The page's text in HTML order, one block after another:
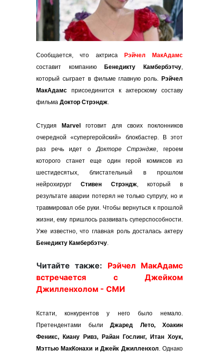
Сообщается, что актриса
Рэйчел МакАдамс
составит компанию
Бенедикту Камбербэтчу,
который сыграет в фильме главную роль. Рэйчел
МакАдамс присоединится к актерскому составу
фильма Доктор Стрэндж.
Студия Marvelготовит для своих поклонников
очередной «супергеройский» блокбастер. В этот
раз речь идет оДокторе Стрэндже, героем
которого станет еще один герой комиксов из
шестидесятых, блистательный в прошлом
нейрохирург Стивен Стрэндж, который в
результате аварии потерял не только супругу, но и
травмировал обе руки. Чтобы вернуться к прошлой
жизни, ему пришлось развивать суперспособности.
Уже известно, что главная роль досталась актеру
Бенедикту Камбербэтчу.
Читайте также: Рэйчел МакАдамс
встречается с Джейком
Джилленхолом - СМИ
Кстати, конкурентов у него было немало.
Претендентами были Джаред Лето, Хоакин
Феникс, Киану Ривз, Райан Гослинг, Итан Хоук,
Мэттью МакКонахи и Джейк Джилленхол. Однако